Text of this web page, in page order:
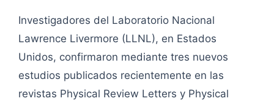
Investigadores del Laboratorio Nacional
Lawrence Livermore (LLNL), en Estados
Unidos, confirmaron mediante tres nuevos
estudios publicados recientemente en las
revistas Physical Review Letters y Physical